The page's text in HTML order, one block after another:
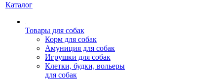
Каталог
Товары для собак
Корм для собак
Амуниция для собак
Игрушки для собак
Клетки, будки, вольеры
для собак